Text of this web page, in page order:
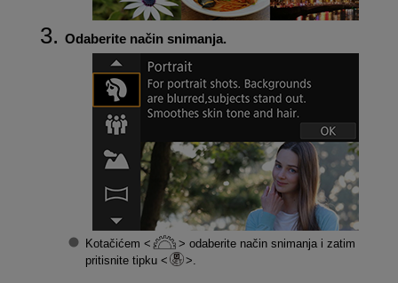
Odaberite način snimanja.
Kotačićem
odaberite način snimanja i zatim
pritisnite tipku